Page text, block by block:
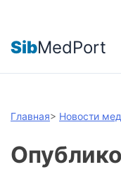
SibMedPort
Главная> Новости